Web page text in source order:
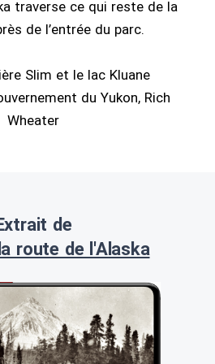
traverse ce qui reste de la
de l’entrée du parc.
Slim et le lac Kluane
du Yukon, Rich
Wheater
de
route de l'Alaska